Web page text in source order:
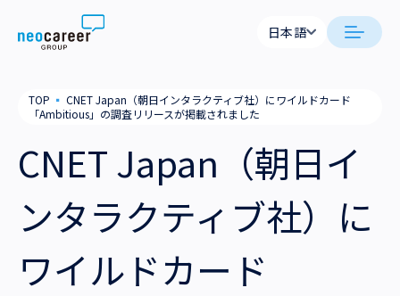
Skip to content
私たちの考え方
就労支援
業務支援
役員一覧
日本語
TOP ▪ CNET Japan（朝日インタラクティブ社）にワイルドカード
「Ambitious」の調査リリースが掲載されました
CNET Japan（朝日イ
ンタラクティブ社）に
ワイルドカード